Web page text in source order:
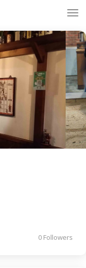
0 Followers